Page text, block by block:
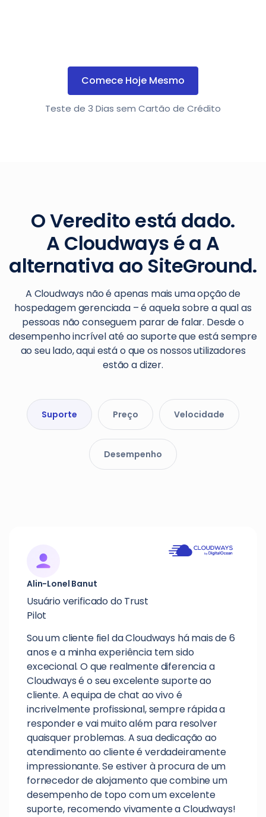
Comece Hoje Mesmo
Teste de 3 Dias sem Cartão de Crédito
O Veredito está dado.
A Cloudways é a A
alternativa ao SiteGround.
A Cloudways não é apenas mais uma opção de
hospedagem gerenciada – é aquela sobre a qual as
pessoas não conseguem parar de falar. Desde o
desempenho incrível até ao suporte que está sempre
ao seu lado, aqui está o que os nossos utilizadores
estão a dizer.
Suporte Preço Velocidade
Desempenho
Alin-Lonel Banut
Usuário verificado do Trust
Pilot
Sou um cliente fiel da Cloudways há mais de 6
anos e a minha experiência tem sido
excecional. O que realmente diferencia a
Cloudways é o seu excelente suporte ao
cliente. A equipa de chat ao vivo é
incrivelmente profissional, sempre rápida a
responder e vai muito além para resolver
quaisquer problemas. A sua dedicação ao
atendimento ao cliente é verdadeiramente
impressionante. Se estiver à procura de um
fornecedor de alojamento que combine um
desempenho de topo com um excelente
suporte, recomendo vivamente a Cloudways!